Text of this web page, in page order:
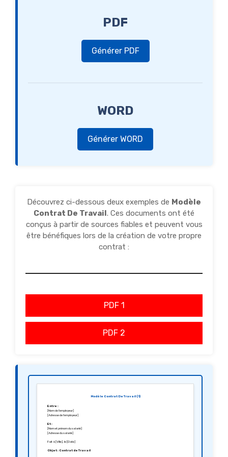
PDF
Générer PDF
WORD
Générer WORD
Découvrez ci-dessous deux exemples de Modèle
Contrat De Travail. Ces documents ont été
conçus à partir de sources fiables et peuvent vous
être bénéfiques lors de la création de votre propre
contrat :
PDF 1
PDF 2
Modèle Contrat De Travail (1)
Entre :
[Nom de l’employeur]
[Adresse de l’employeur]
Et :
[Nom et prénom du salarié]
[Adresse du salarié]
Fait à [Ville], le [Date]
Objet : Contrat de Travail